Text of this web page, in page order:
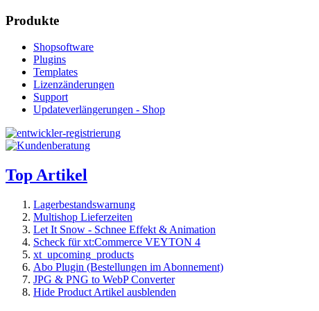
Produkte
Shopsoftware
Plugins
Templates
Lizenzänderungen
Support
Updateverlängerungen - Shop
Top Artikel
Lagerbestandswarnung
Multishop Lieferzeiten
Let It Snow - Schnee Effekt & Animation
Scheck für xt:Commerce VEYTON 4
xt_upcoming_products
Abo Plugin (Bestellungen im Abonnement)
JPG & PNG to WebP Converter
Hide Product Artikel ausblenden